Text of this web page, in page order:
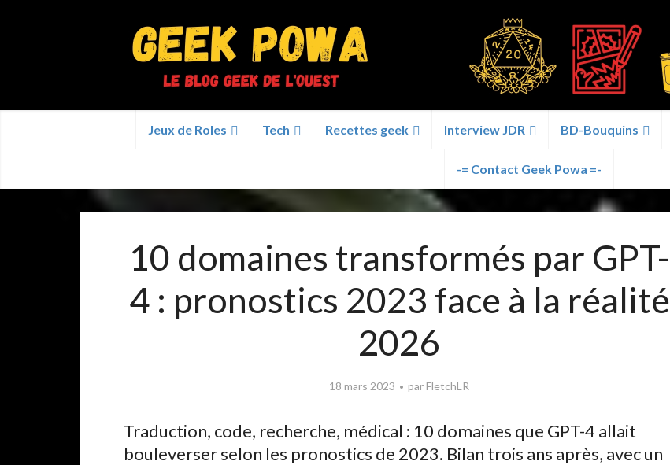
Jeux de Roles Tech Recettes geek Interview JDR BD-Bouquins
-= Contact Geek Powa =-
10 domaines transformés par GPT-
4 : pronostics 2023 face à la réalité
2026
18 mars 2023 parFletchLR
Traduction, code, recherche, médical : 10 domaines que GPT-4 allait
bouleverser selon les pronostics de 2023. Bilan trois ans après, avec un